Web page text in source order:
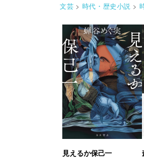
文芸 > 時代・歴史小説 >
見えるか保己一